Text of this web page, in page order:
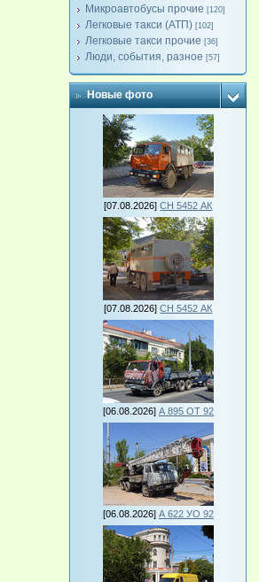
Микроавтобусы прочие [120]
Легковые такси (АТП) [102]
Легковые такси прочие [36]
Люди, события, разное [57]
Новые фото
[07.08.2026]СН 5452 АК
[07.08.2026]СН 5452 АК
[06.08.2026] А 895 ОТ 92
[06.08.2026] А 622 УО 92